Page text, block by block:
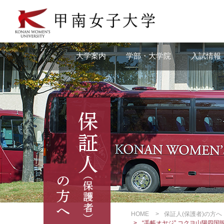
リ
ン
ク
ナ
ビ
ー
シ
ョ
ン
へ
の
リ
ン
ク
大学案内 学部・大学院 入試情報
HOME
保証人(保護者)の方へ